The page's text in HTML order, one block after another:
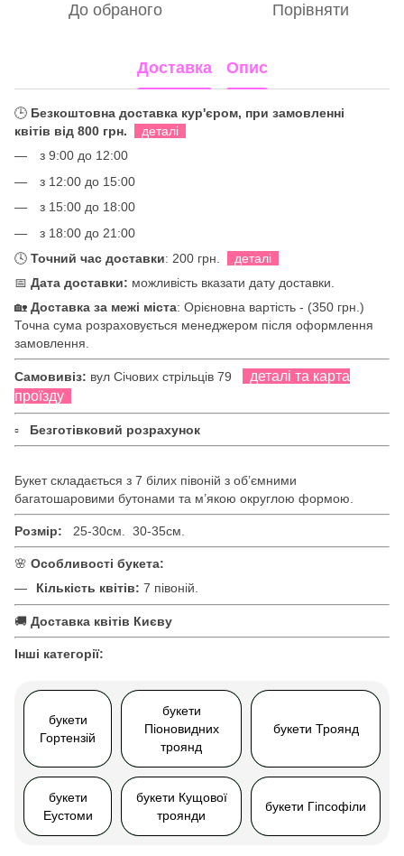
До обраного Порівняти
Доставка Опис
🕒 Безкоштовна доставка кур'єром, при замовленні
квітів від 800 грн.
деталі
з 9:00 до 12:00
з 12:00 до 15:00
з 15:00 до 18:00
з 18:00 до 21:00
🕓 Точний час доставки: 200 грн.
деталі
📅 Дата доставки: можливість вказати дату доставки.
🏡 Доставка за межі міста: Орієновна вартість - (350 грн.)
Точна сума розраховується менеджером після оформлення
замовлення.
Самовивіз: вул Січових стрільців 79
деталі та карта
проїзду
▫ Безготівковий розрахунок
Букет складається з 7 білих півоній з обʼємними
багатошаровими бутонами та м’якою округлою формою.
Розмір: 25-30см. 30-35см.
🌸 Особливості букета:
Кількість квітів: 7 півоній.
🚚 Доставка квітів Києву
Інші категорії:
букети
Гортензій
букети
Піоновидних
троянд
букети Троянд
букети
Еустоми
букети Кущової
троянди
букети Гіпсофіли